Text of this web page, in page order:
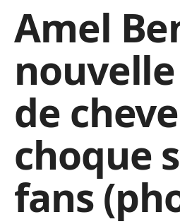
Amel
de
choque
fans